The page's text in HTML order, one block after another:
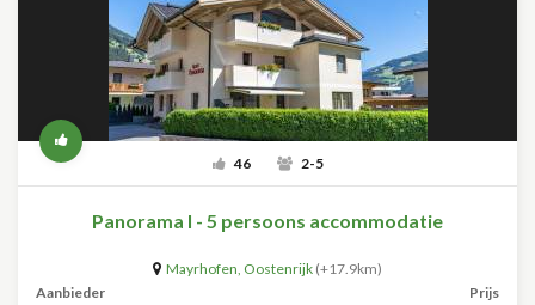
46 2-5
Panorama I - 5 persoons accommodatie
Mayrhofen, Oostenrijk (+17.9km)
Aanbieder
Prijs